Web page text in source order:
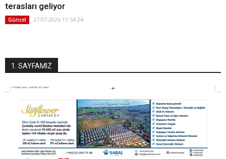
terasları geliyor
Güncel 27.07.2026 11:54:24
1. SAYFAMIZ